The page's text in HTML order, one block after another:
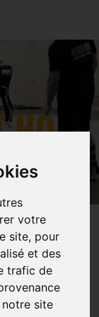
votre
site, pour
et des
trafic de
notre site
HQ